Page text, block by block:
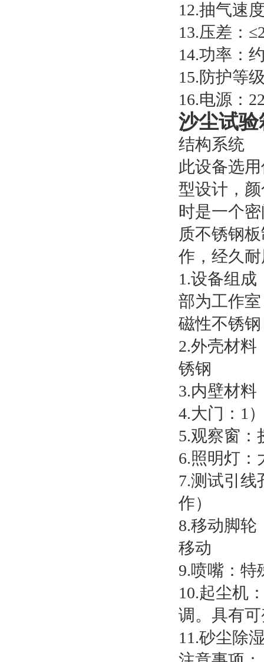
12.抽气速
13.压差：
14.功率：
15.防护等
16.电源：
沙尘试验
结构系统
此设备选
型设计，
时是一个
质不锈钢
作，经久
1.设备组
部为工作
磁性不锈钢
2.外壳材料
锈钢
3.内壁材料
4.大门：1
5.观察窗：
6.照明灯：
7.测试引线
作）
8.移动脚轮
移动
9.喷嘴：特
10.起尘机
调。具有
11.砂尘除